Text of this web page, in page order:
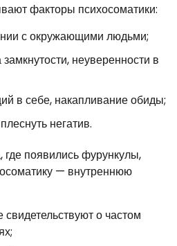
факторы психосоматики:
с окружающими людьми;
неуверенности в
в себе, накапливание обиды;
негатив.
где появились фурункулы,
— внутреннюю
о частом